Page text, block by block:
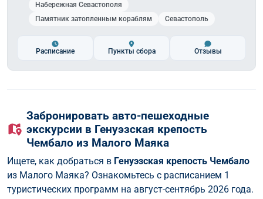
Набережная Севастополя
Памятник затопленным кораблям
Севастополь
Расписание Пункты сбора Отзывы
Забронировать авто-пешеходные
экскурсии в Генуэзская крепость
Чембало из Малого Маяка
Ищете, как добраться в Генуэзская крепость Чембало
из Малого Маяка? Ознакомьтесь с расписанием 1
туристических программ на август-сентябрь 2026 года.